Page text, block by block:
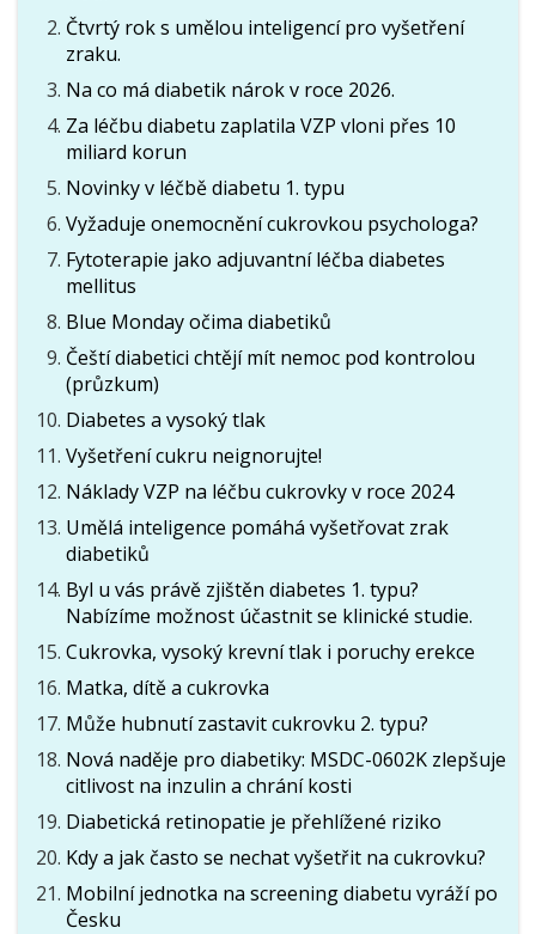
Čtvrtý rok s umělou inteligencí pro vyšetření
zraku.
Na co má diabetik nárok v roce 2026.
Za léčbu diabetu zaplatila VZP vloni přes 10
miliard korun
Novinky v léčbě diabetu 1. typu
Vyžaduje onemocnění cukrovkou psychologa?
Fytoterapie jako adjuvantní léčba diabetes
mellitus
Blue Monday očima diabetiků
Čeští diabetici chtějí mít nemoc pod kontrolou
(průzkum)
Diabetes a vysoký tlak
Vyšetření cukru neignorujte!
Náklady VZP na léčbu cukrovky v roce 2024
Umělá inteligence pomáhá vyšetřovat zrak
diabetiků
Byl u vás právě zjištěn diabetes 1. typu?
Nabízíme možnost účastnit se klinické studie.
Cukrovka, vysoký krevní tlak i poruchy erekce
Matka, dítě a cukrovka
Může hubnutí zastavit cukrovku 2. typu?
Nová naděje pro diabetiky: MSDC-0602K zlepšuje
citlivost na inzulin a chrání kosti
Diabetická retinopatie je přehlížené riziko
Kdy a jak často se nechat vyšetřit na cukrovku?
Mobilní jednotka na screening diabetu vyráží po
Česku